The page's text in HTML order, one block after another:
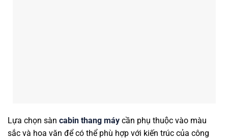
Lựa chọn sàn cabin thang máy cần phụ thuộc vào màu
sắc và hoa văn để có thể phù hợp với kiến trúc của công